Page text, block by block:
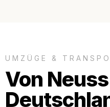
UMZÜGE &
Von